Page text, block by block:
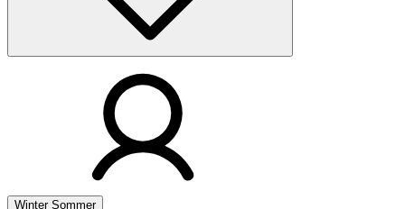
Winter Sommer